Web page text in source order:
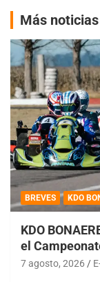
Más noticias
BREVES KDO
KDO
el
7 agosto, 2026